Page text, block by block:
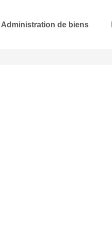
Administration de biens